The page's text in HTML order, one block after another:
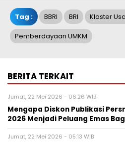
Tag : BBRI BRI Klaster
Pemberdayaan UMKM
BERITA TERKAIT
Jumat, 22 Mei 2026 - 06:26 WIB
Mengapa Diskon Publikasi
2026 Menjadi Peluang Emas
Jumat, 22 Mei 2026 - 05:13 WIB